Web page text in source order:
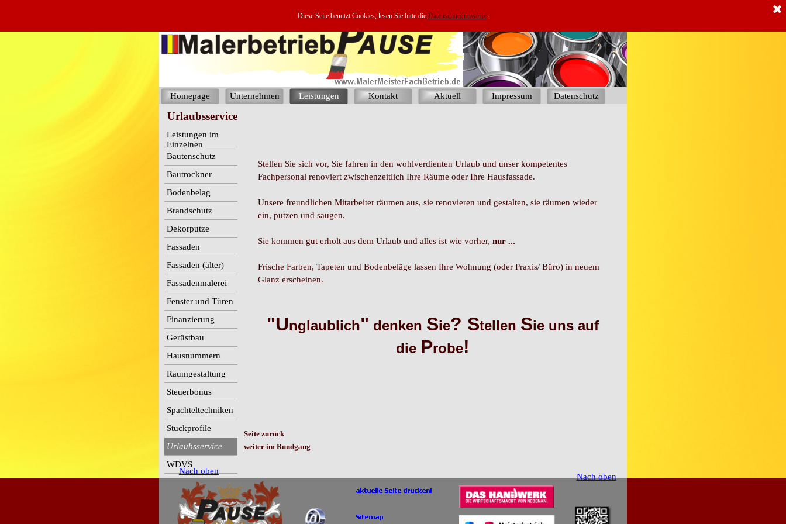
Diese Seite benutzt Cookies, lesen Sie bitte die Datenschutzhinweise.
Homepage Unternehmen Leistungen Kontakt Aktuell Impressum Datenschutz
Urlaubsservice
Stellen Sie sich vor, Sie fahren in den wohlverdienten Urlaub und unser kompetentes
Fachpersonal renoviert zwischenzeitlich Ihre Räume oder Ihre Hausfassade.
Unsere freundlichen Mitarbeiter räumen aus, sie renovieren und gestalten, sie räumen wieder
ein, putzen und saugen.
Sie kommen gut erholt aus dem Urlaub und alles ist wie vorher, nur ...
Frische Farben, Tapeten und Bodenbeläge lassen Ihre Wohnung (oder Praxis/ Büro) in neuem
Glanz erscheinen.
"Unglaublich" denken Sie? Stellen Sie uns auf
die Probe!
Seite zurück
weiter im Rundgang
Leistungen im
Einzelnen
Bautenschutz
Bautrockner
Bodenbelag
Brandschutz
Dekorputze
Fassaden
Fassaden (älter)
Fassadenmalerei
Fenster und Türen
Finanzierung
Gerüstbau
Hausnummern
Raumgestaltung
Steuerbonus
Spachteltechniken
Stuckprofile
Urlaubsservice
WDVS
Nach oben
Nach oben